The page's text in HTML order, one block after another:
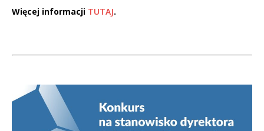
Więcej informacji TUTAJ.